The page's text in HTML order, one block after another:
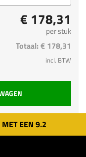
€ 178,31
per stuk
Totaal: € 178,31
incl. BTW
EEN 9.2